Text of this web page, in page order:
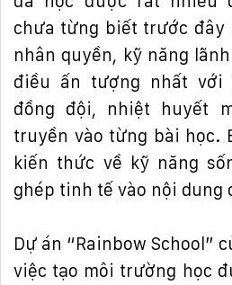
chưa từng biết trước đây
nhân quyền, kỹnăng lãnh
điều ấn tượng nhất với
đồng đội, nhiệt huyết
truyền vào từng bài học.
kiến thức về kỹnăng số
ghép tinh tế vào nội dung
Dự án “Rainbow School” c
việc tạo môi trường học